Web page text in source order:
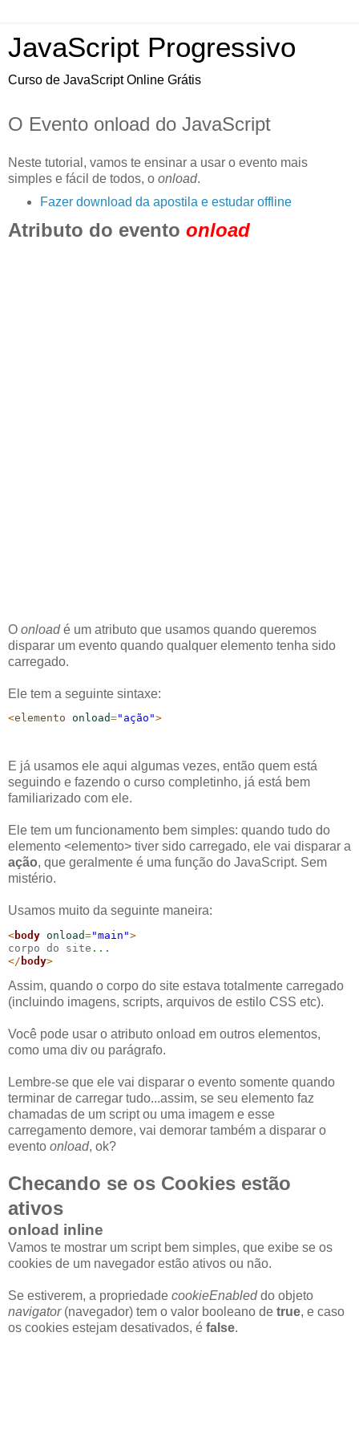
JavaScript Progressivo
Curso de JavaScript Online Grátis
O Evento onload do JavaScript
Neste tutorial, vamos te ensinar a usar o evento mais
simples e fácil de todos, o onload.
Fazer download da apostila e estudar offline
Atributo do evento onload
O onloadé um atributo que usamos quando queremos
disparar um evento quando qualquer elemento tenha sido
carregado.
Ele tem a seguinte sintaxe:
<elemento onload="ação">
E já usamos ele aqui algumas vezes, então quem está
seguindo e fazendo o curso completinho, já está bem
familiarizado com ele.
Ele tem um funcionamento bem simples: quando tudo do
elemento <elemento> tiver sido carregado, ele vai disparar a
ação, que geralmente é uma função do JavaScript. Sem
mistério.
Usamos muito da seguinte maneira:
<body onload="main">
corpo do site ...
</ body>
Assim, quando o corpo do site estava totalmente carregado
(incluindo imagens, scripts, arquivos de estilo CSS etc).
Você pode usar o atributo onload em outros elementos,
como uma div ou parágrafo.
Lembre-se que ele vai disparar o evento somente quando
terminar de carregar tudo...assim, se seu elemento faz
chamadas de um script ou uma imagem e esse
carregamento demore, vai demorar também a disparar o
evento onload, ok?
Checando se os Cookies estão
ativos
onload inline
Vamos te mostrar um script bem simples, que exibe se os
cookies de um navegador estão ativos ou não.
Se estiverem, a propriedade cookieEnableddo objeto
navigator(navegador) tem o valor booleano de true, e caso
os cookies estejam desativados, é false.